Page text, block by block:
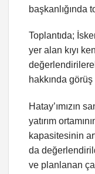
başkanlığında
Toplantıda;
yer alan kıyı
hakkında
Hatay’ımızın
yatırım
kapasitesinin
da
ve planlanan